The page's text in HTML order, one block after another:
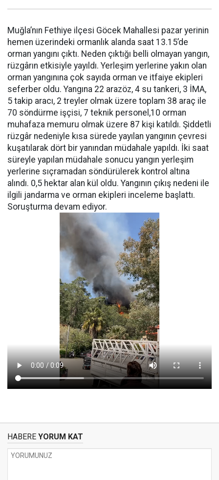
Muğla’nın Fethiye ilçesi Göcek Mahallesi pazar yerinin
hemen üzerindeki ormanlık alanda saat 13.15’de
orman yangını çıktı. Neden çıktığı belli olmayan yangın,
rüzgârın etkisiyle yayıldı. Yerleşim yerlerine yakın olan
orman yangınına çok sayıda orman ve itfaiye ekipleri
seferber oldu. Yangına 22 arazöz, 4 su tankeri, 3 İMA,
5 takip aracı, 2 treyler olmak üzere toplam 38 araç ile
70 söndürme işçisi, 7 teknik personel,10 orman
muhafaza memuru olmak üzere 87 kişi katıldı. Şiddetli
rüzgâr nedeniyle kısa sürede yayılan yangının çevresi
kuşatılarak dört bir yanından müdahale yapıldı. İki saat
süreyle yapılan müdahale sonucu yangın yerleşim
yerlerine sıçramadan söndürülerek kontrol altına
alındı. 0,5 hektar alan kül oldu. Yangının çıkış nedeni ile
ilgili jandarma ve orman ekipleri inceleme başlattı.
Soruşturma devam ediyor.
HABERE YORUM KAT